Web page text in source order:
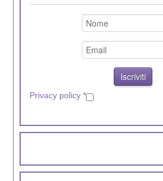
Privacy policy*